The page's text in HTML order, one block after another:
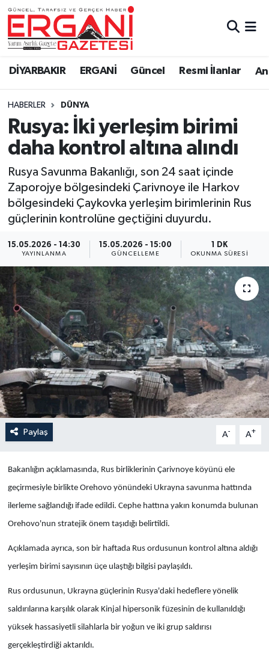
DİYARBAKIR ERGANİ Güncel Resmi İlanlar
HABERLER DÜNYA
Rusya: İki yerleşim birimi
daha kontrol altına alındı
Rusya Savunma Bakanlığı, son 24 saat içinde
Zaporojye bölgesindeki Çarivnoye ile Harkov
bölgesindeki Çaykovka yerleşim birimlerinin Rus
güçlerinin kontrolüne geçtiğini duyurdu.
15.05.2026 - 14:30
YAYINLANMA
15.05.2026 - 15:00
GÜNCELLEME
1 DK
OKUNMA SÜRESI
Paylaş A- A+
Bakanlığın açıklamasında, Rus birliklerinin Çarivnoye köyünü ele
geçirmesiyle birlikte Orehovo yönündeki Ukrayna savunma hattında
ilerleme sağlandığı ifade edildi. Cephe hattına yakın konumda bulunan
Orehovo'nun stratejik önem taşıdığı belirtildi.
Açıklamada ayrıca, son bir haftada Rus ordusunun kontrol altına aldığı
yerleşim birimi sayısının üçe ulaştığı bilgisi paylaşıldı.
Rus ordusunun, Ukrayna güçlerinin Rusya'daki hedeflere yönelik
saldırılarına karşılık olarak Kinjal hipersonik füzesinin de kullanıldığı
yüksek hassasiyetli silahlarla bir yoğun ve iki grup saldırısı
gerçekleştirdiği aktarıldı.
DİYARBAKIR
BİSMİL
BAĞLAR
ERGANİ
Güncel
Eği̇ti̇m
Resmi İlanlar
Sağlık
Yaşam
Anali̇z
Bi̇li̇m & Teknoloji̇
Dünya
Eği̇ti̇m
Ergani Nöbetçi Eczaneler
Ergani Hava Durumu
Ergani Trafik Yoğunluk Haritası
Süper Lig Puan Durumu ve Fikstür
Tüm Manşetler
Son Dakika Haberleri